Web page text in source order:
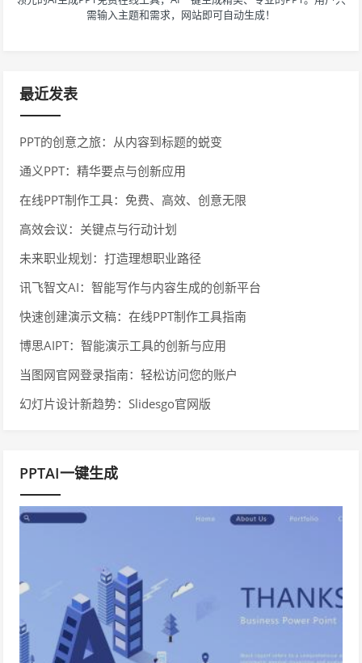
需输入主题和需求，网站即可自动生成！
最近发表
PPT的创意之旅：从内容到标题的蜕变
通义PPT：精华要点与创新应用
在线PPT制作工具：免费、高效、创意无限
高效会议：关键点与行动计划
未来职业规划：打造理想职业路径
讯飞智文AI：智能写作与内容生成的创新平台
快速创建演示文稿：在线PPT制作工具指南
博思AIPT：智能演示工具的创新与应用
当图网官网登录指南：轻松访问您的账户
幻灯片设计新趋势：Slidesgo官网版
PPTAI一键生成